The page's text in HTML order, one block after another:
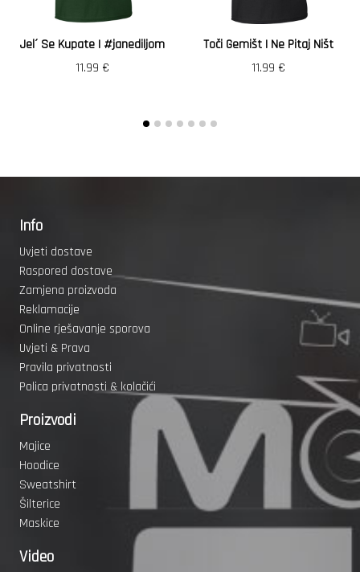
Jel´ Se Kupate | #janediljom
11.99 €
Toči Gemišt I Ne Pitaj Ništ
11.99 €
Info
Uvjeti dostave
Raspored dostave
Zamjena proizvoda
Reklamacije
Online rješavanje sporova
Uvjeti & Prava
Pravila privatnosti
Polica privatnosti & kolačići
Proizvodi
Majice
Hoodice
Sweatshirt
Šilterice
Maskice
Video